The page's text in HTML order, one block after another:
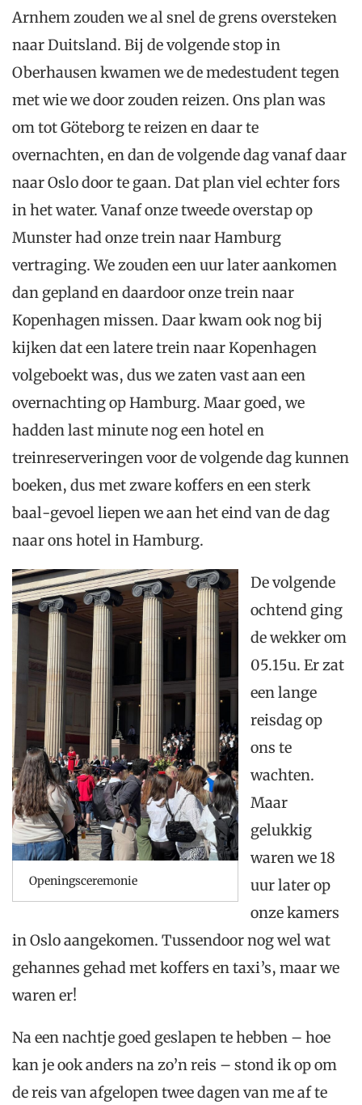
Arnhem zouden we al snel de grens oversteken
naar Duitsland. Bij de volgende stop in
Oberhausen kwamen we de medestudent tegen
met wie we door zouden reizen. Ons plan was
om tot Göteborg te reizen en daar te
overnachten, en dan de volgende dag vanaf daar
naar Oslo door te gaan. Dat plan viel echter fors
in het water. Vanaf onze tweede overstap op
Munster had onze trein naar Hamburg
vertraging. We zouden een uur later aankomen
dan gepland en daardoor onze trein naar
Kopenhagen missen. Daar kwam ook nog bij
kijken dat een latere trein naar Kopenhagen
volgeboekt was, dus we zaten vast aan een
overnachting op Hamburg. Maar goed, we
hadden last minute nog een hotel en
treinreserveringen voor de volgende dag kunnen
boeken, dus met zware koffers en een sterk
baal-gevoel liepen we aan het eind van de dag
naar ons hotel in Hamburg.
Openingsceremonie
De volgende
ochtend ging
de wekker om
05.15u. Er zat
een lange
reisdag op
ons te
wachten.
Maar
gelukkig
waren we 18
uur later op
onze kamers
in Oslo aangekomen. Tussendoor nog wel wat
gehannes gehad met koffers en taxi’s, maar we
waren er!
Na een nachtje goed geslapen te hebben – hoe
kan je ook anders na zo’n reis – stond ik op om
de reis van afgelopen twee dagen van me af te